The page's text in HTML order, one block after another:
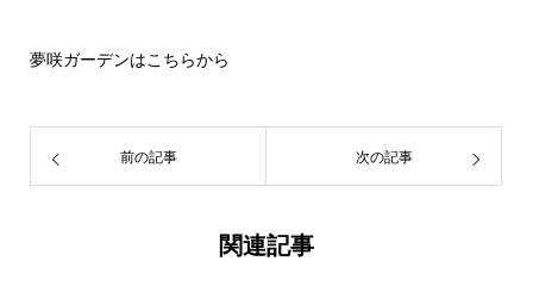
夢咲ガーデンはこちらから
前の記事 次の記事
関連記事